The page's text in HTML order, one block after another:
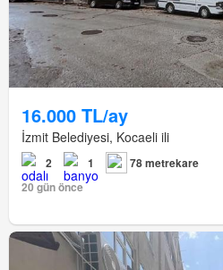
16.000 TL/ay
İzmit Belediyesi, Kocaeli ili
2 1
78 metrekare
20 gün önce